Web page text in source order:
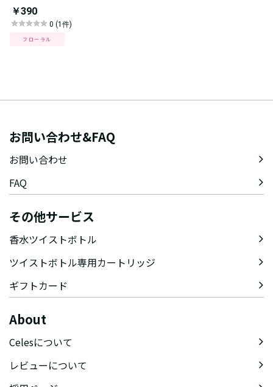
￥390
0 (1件)
フローラル
お問い合わせ&FAQ
お問い合わせ
FAQ
その他サービス
香水ツイストボトル
ツイストボトル専用カートリッジ
ギフトカード
About
Celesについて
レビューについて